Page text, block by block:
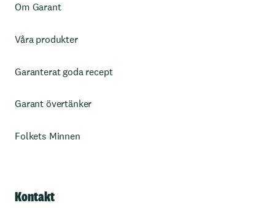
Om Garant
Våra produkter
Garanterat goda recept
Garant övertänker
Folkets Minnen
Kontakt